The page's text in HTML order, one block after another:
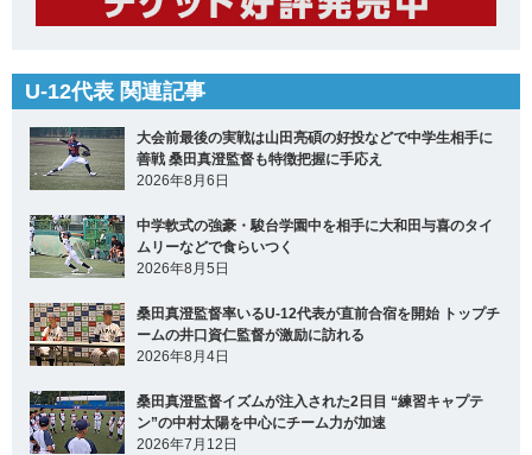
U-12代表 関連記事
大会前最後の実戦は山田亮碩の好投などで中学生相手に
善戦 桑田真澄監督も特徴把握に手応え
2026年8月6日
中学軟式の強豪・駿台学園中を相手に大和田与喜のタイ
ムリーなどで食らいつく
2026年8月5日
桑田真澄監督率いるU-12代表が直前合宿を開始 トップチ
ームの井口資仁監督が激励に訪れる
2026年8月4日
桑田真澄監督イズムが注入された2日目 “練習キャプテ
ン”の中村太陽を中心にチーム力が加速
2026年7月12日